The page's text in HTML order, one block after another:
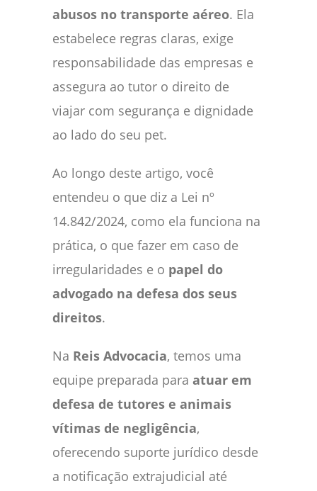
abusos no transporte aéreo. Ela
estabelece regras claras, exige
responsabilidade das empresas e
assegura ao tutor o direito de
viajar com segurança e dignidade
ao lado do seu pet.
Ao longo deste artigo, você
entendeu o que diz a Lei nº
14.842/2024, como ela funciona na
prática, o que fazer em caso de
irregularidades e o papel do
advogado na defesa dos seus
direitos.
Na Reis Advocacia, temos uma
equipe preparada para atuar em
defesa de tutores e animais
vítimas de negligência,
oferecendo suporte jurídico desde
a notificação extrajudicial até